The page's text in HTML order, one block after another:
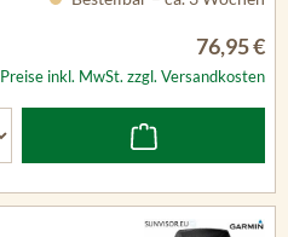
76,95 €
Preise inkl. MwSt. zzgl. Versandkosten